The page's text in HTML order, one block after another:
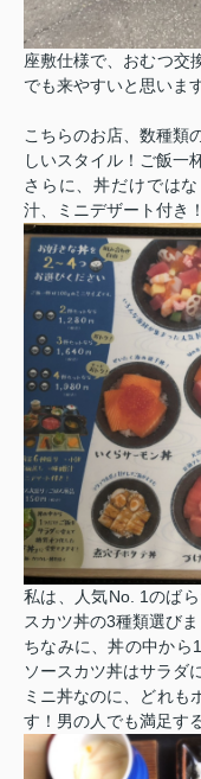
座敷仕様で、おむつ交
でも来やすいと思います
こちらのお店、数種類
しいスタイル！ご飯一
さらに、丼だけでは
汁、ミニデザート付き
私は、人気No. 1のば
スカツ丼の3種類選びま
ちなみに、丼の中から
ソースカツ丼はサラダ
ミニ丼なのに、どれも
す！男の人でも満足す